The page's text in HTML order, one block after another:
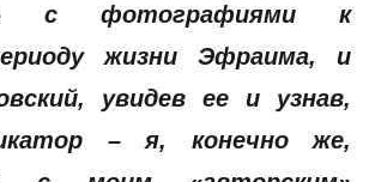
с фотографиями к
жизни Эфраима, и
увидев ее и узнав,
– я, конечно же,